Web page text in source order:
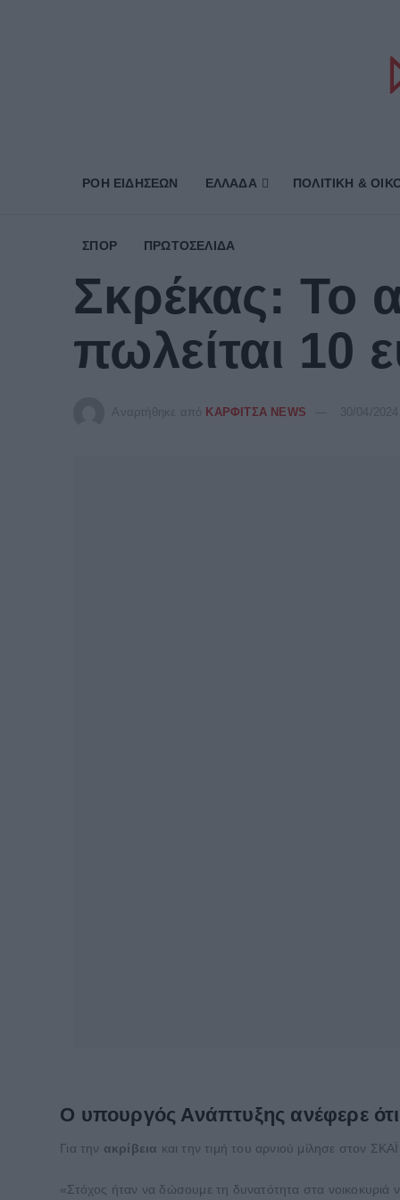
ΡΟΗ ΕΙΔΗΣΕΩΝ ΕΛΛΑΔΑ ΠΟΛΙΤΙΚΗ &
ΣΠΟΡ ΠΡΩΤΟΣΈΛΙΔΑ
Σκρέκας: Το
πωλείται 10
Αναρτήθηκε από ΚΑΡΦΙΤΣΑ NEWS 30/04/2024
Ο υπουργός Ανάπτυξης ανέφερε
Για την ακρίβεια και την τιμή του αρνιού μίλησε στον
«Στόχος ήταν να δώσουμε τη δυνατότητα στα νοικοκυριά